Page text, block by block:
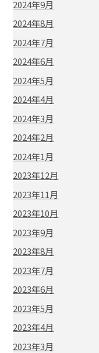
2024年9月
2024年8月
2024年7月
2024年6月
2024年5月
2024年4月
2024年3月
2024年2月
2024年1月
2023年12月
2023年11月
2023年10月
2023年9月
2023年8月
2023年7月
2023年6月
2023年5月
2023年4月
2023年3月